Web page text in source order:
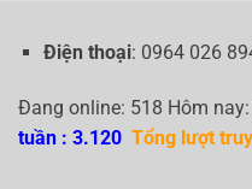
Điện thoại: 0964 026
Đang online: 518 Hôm nay:
tuần : 3.120 Tổng lượt